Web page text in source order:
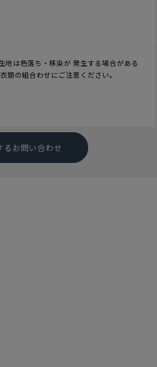
地は色落ち・移染が 発生する場合がある
類の組合わせにご注意ください。
るお問い合わせ